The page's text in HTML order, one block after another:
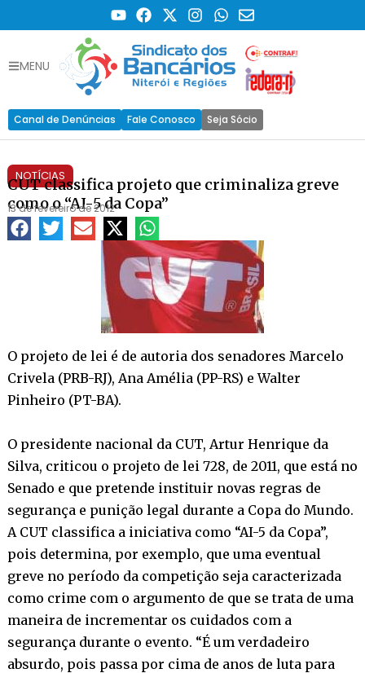
MENU
Canal de Denúncias Fale Conosco Seja Sócio
NOTÍCIAS
CUT classifica projeto que criminaliza greve
como o “AI-5 da Copa”
13 de fevereiro de 2012
O projeto de lei é de autoria dos senadores Marcelo
Crivela (PRB-RJ), Ana Amélia (PP-RS) e Walter
Pinheiro (PT-BA).
O presidente nacional da CUT, Artur Henrique da
Silva, criticou o projeto de lei 728, de 2011, que está no
Senado e que pretende instituir novas regras de
segurança e punição legal durante a Copa do Mundo.
A CUT classifica a iniciativa como “AI-5 da Copa”,
pois determina, por exemplo, que uma eventual
greve no período da competição seja caracterizada
como crime com o argumento de que se trata de uma
maneira de incrementar os cuidados com a
segurança durante o evento. “É um verdadeiro
absurdo, pois passa por cima de anos de luta para